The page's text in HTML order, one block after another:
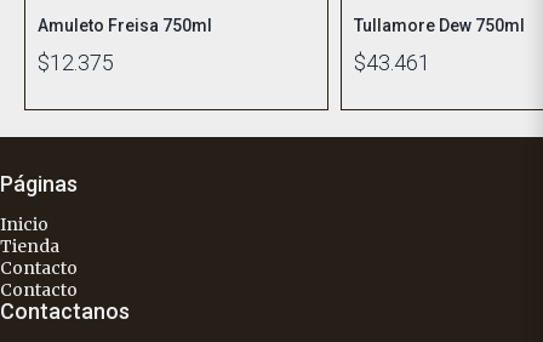
Amuleto Freisa 750ml
$12.375
Tullamore Dew 750ml
$43.461
Páginas
Inicio
Tienda
Contacto
Contacto
Contactanos